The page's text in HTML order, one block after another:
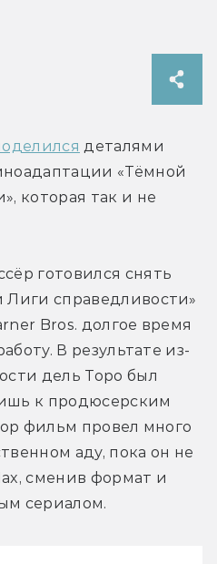
деталями
«Тёмной
которая так и не
готовился снять
справедливости»
Bros. долгое время
В результате из-
дель Торо был
к продюсерским
фильм провел много
аду, пока он не
сменив формат и
сериалом.